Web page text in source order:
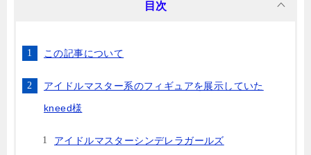
目次
この記事について
アイドルマスター系のフィギュアを展示していた
kneed様
アイドルマスターシンデレラガールズ